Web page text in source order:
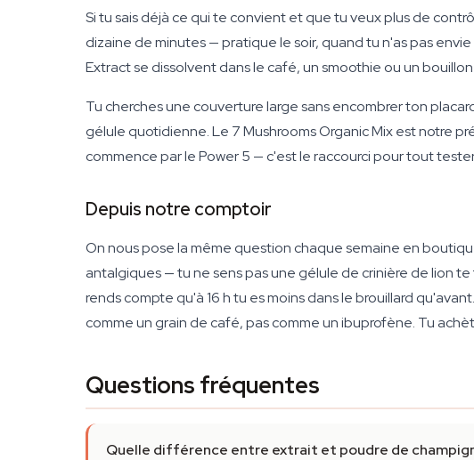
Si tu sais déjà ce qui te convient et que tu veux plus de
dizaine de minutes — pratique le soir, quand tu n'as pas
Extract se dissolvent dans le café, un smoothie ou un
Tu cherches une couverture large sans encombrer ton
gélule quotidienne. Le 7 Mushrooms Organic Mix est notre
commence par le Power 5 — c'est le raccourci pour tout
Depuis notre comptoir
On nous pose la même question chaque semaine en
antalgiques — tu ne sens pas une gélule de crinière de lion
rends compte qu'à 16 h tu es moins dans le brouillard
comme un grain de café, pas comme un ibuprofène. Tu
Questions fréquentes
Quelle différence entre extrait et poudre de